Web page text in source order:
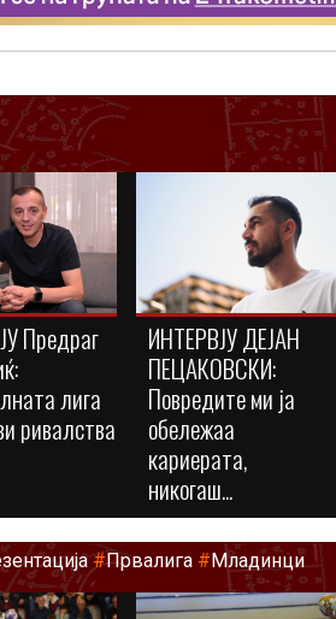
Предраг
лига
ривалства
ИНТЕРВЈУ ДЕЈАН
ПЕЦАКОВСКИ:
Повредите ми ја
обележаа
кариерата,
никогаш...
#Првалига #Младинци